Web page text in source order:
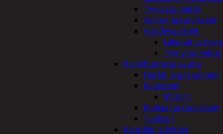
Tyynyt ja peitot
Verhot ja tarvikkeet
Vuodevaatteet
Lakanat ja
Tyynyt ja peitot
Kylpyhuone ja sauna
Harjat ja pesuaineet
Kalusteet
Mittarit
Kiukaat ja tarvikkeet
Tuoksut
Kynttilät ja lyhdyt